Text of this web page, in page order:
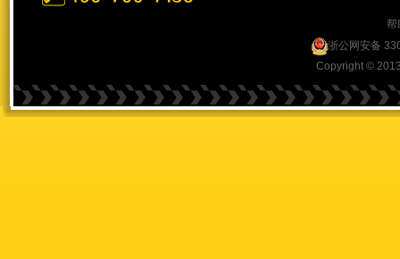
帮
浙公网安备
Copyright ©